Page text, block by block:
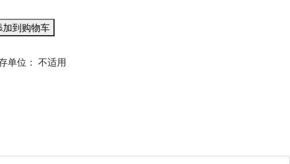
加到购物车
单位：不适用